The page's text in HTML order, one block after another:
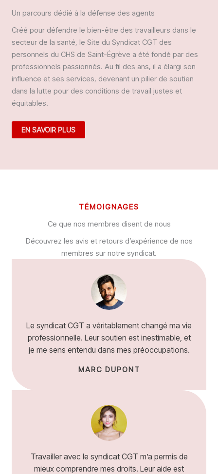
Un parcours dédié à la défense des agents
Créé pour défendre le bien-être des travailleurs dans le
secteur de la santé, le Site du Syndicat CGT des
personnels du CHS de Saint-Égrève a été fondé par des
professionnels passionnés. Au fil des ans, il a élargi son
influence et ses services, devenant un pilier de soutien
dans la lutte pour des conditions de travail justes et
équitables.
EN SAVOIR PLUS
TÉMOIGNAGES
Ce que nos membres disent de nous
Découvrez les avis et retours d’expérience de nos
membres sur notre syndicat.
Le syndicat CGT a véritablement changé ma vie
professionnelle. Leur soutien est inestimable, et
je me sens entendu dans mes préoccupations.
MARC DUPONT
Travailler avec le syndicat CGT m’a permis de
mieux comprendre mes droits. Leur aide est